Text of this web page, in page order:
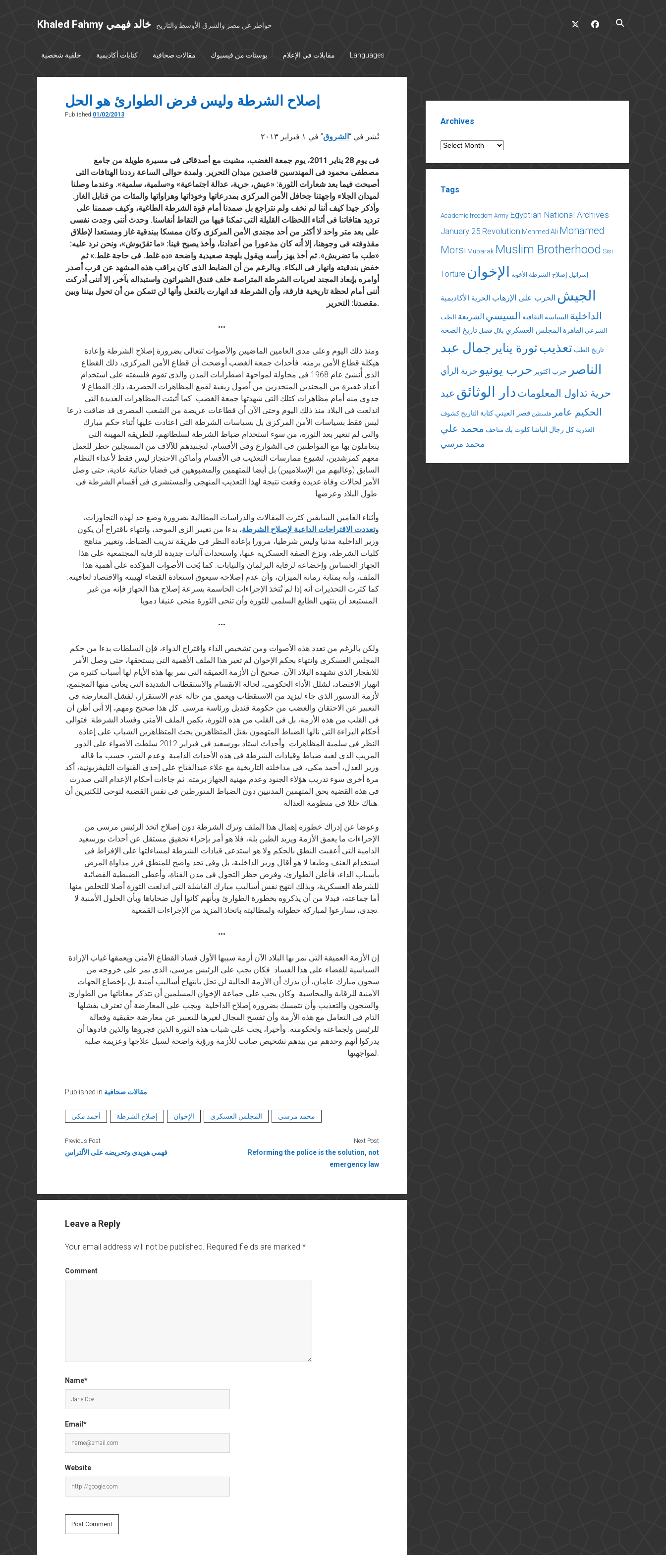
Khaled Fahmy خالد فهمي خواطر عن مصر والشرق الأوسط والتاريخ
twitter facebook
خلفية شخصية كتابات أكاديمية مقالات صحافية بوستات من فيسبوك مقابلات في الإعلام Languages
إصلاح الشرطة وليس فرض الطوارئ هو الحل
Published 01/02/2013
نُشر في “الشروق” في ١ فبراير ٢٠١٣
فى يوم 28 يناير 2011، يوم جمعة الغضب، مشيت مع أصدقائى فى مسيرة طويلة من جامع
مصطفى محمود فى المهندسين قاصدين ميدان التحرير. ولمدة حوالى الساعة رددنا الهتافات التى
أصبحت فيما بعد شعارات الثورة: «عيش، حرية، عدالة اجتماعية» و«سلمية، سلمية». وعندما وصلنا
لميدان الجلاء واجهتنا جحافل الأمن المركزى بمدرعاتها وخوذاتها وهراواتها والمئات من قنابل الغاز.
وأذكر جيدا كيف أننا لم نخف ولم نتراجع بل صمدنا أمام قوة الشرطة الطاغية، وكيف صممنا على
ترديد هتافاتنا فى أثناء اللحظات القليلة التى تمكنا فيها من التقاط أنفاسنا. وحدث أننى وجدت نفسى
على بعد متر واحد لا أكثر من أحد مجندى الأمن المركزى وكان ممسكا ببندقية غاز ومستعدا لإطلاق
مقذوفته فى وجوهنا، إلا أنه كان مذعورا من أعدادنا، وأخذ يصيح فينا: «ما تقرّبوش»، ونحن نرد عليه:
«طب ما تضربش». ثم أخذ يهز رأسه ويقول بلهجة صعيدية واضحة «ده غلط. فى حاجة غلط.» ثم
خفض بندقيته وانهار فى البكاء. وبالرغم من أن الضابط الذى كان يراقب هذه المشهد عن قرب أصدر
أوامره بإبعاد المجند لعربات الشرطة المتراصة خلف فندق الشيراتون واستبداله بآخر، إلا أننى أدركت
أننى أمام لحظة تاريخية فارقة، وأن الشرطة قد انهارت بالفعل وأنها لن تتمكن من أن تحول بيننا وبين
مقصدنا: التحرير.
•••
ومنذ ذلك اليوم وعلى مدى العامين الماضيين والأصوات تتعالى بضرورة إصلاح الشرطة وإعادة
هيكلة قطاع الأمن برمته. فأحداث جمعة الغضب أوضحت أن قطاع الأمن المركزى، ذلك القطاع
الذى أُنشئ عام 1968 فى محاولة لمواجهة اضطرابات المدن والذى تقوم فلسفته على استخدام
أعداد غفيرة من المجندين المنحدرين من أصول ريفية لقمع المظاهرات الحضرية، ذلك القطاع لا
جدوى منه أمام مظاهرات كتلك التى شهدتها جمعة الغضب. كما أثبتت المظاهرات العديدة التى
اندلعت فى البلاد منذ ذلك اليوم وحتى الآن أن قطاعات عريضة من الشعب المصرى قد ضاقت ذرعا
ليس فقط بسياسات الأمن المركزى بل بسياسات الشرطة التى اعتادت عليها أثناء حكم مبارك
والتى لم تتغير بعد الثورة، من سوء استخدام ضباط الشرطة لسلطاتهم، للطريقة المهينة التى
يتعاملون بها مع المواطنين فى الشوارع وفى الأقسام، لتجنيدهم للآلاف من المسجلين خطر للعمل
معهم كمرشدين، لشيوع ممارسات التعذيب فى الأقسام وأماكن الاحتجاز ليس فقط لأعداء النظام
السابق (وغالبهم من الإسلاميين) بل أيضا للمتهمين والمشبوهين فى قضايا جنائية عادية، حتى وصل
الأمر لحالات وفاة عديدة وقعت نتيجة لهذا التعذيب المنهجى والمستشرى فى أقسام الشرطة فى
طول البلاد وعرضها.
وأثناء العامين السابقين كثرت المقالات والدراسات المطالبة بضرورة وضع حد لهذه التجاوزات،
وتعددت الاقتراحات الداعية لإصلاح الشرطة، بدءا من تغيير الزى الموحد، وانتهاء باقتراح أن يكون
وزير الداخلية مدنيا وليس شرطيا، مرورا بإعادة النظر فى طريقة تدريب الضباط، وتغيير مناهج
كليات الشرطة، ونزع الصفة العسكرية عنها، واستحداث آليات جديدة للرقابة المجتمعية على هذا
الجهاز الحساس وإخضاعه لرقابة البرلمان والنيابات. كما بُحت الأصوات المؤكدة على أهمية هذا
الملف، وأنه بمثابة رمانة الميزان، وأن عدم إصلاحه سيعوق استعادة القضاء لهيبته والاقتصاد لعافيته.
كما كثرت التحذيرات أنه إذا لم تُتخذ الإجراءات الحاسمة بسرعة إصلاح هذا الجهاز فإنه من غير
المستبعد أن ينتهى الطابع السلمى للثورة وأن تنحى الثورة منحى عنيفا دمويا.
•••
ولكن بالرغم من تعدد هذه الأصوات ومن تشخيص الداء واقتراح الدواء، فإن السلطات بدءا من حكم
المجلس العسكرى وانتهاء بحكم الإخوان لم تعير هذا الملف الأهمية التى يستحقها، حتى وصل الأمر
للانفجار الذى تشهده البلاد الآن. صحيح أن الأزمة العميقة التى نمر بها هذه الأيام لها أسباب كثيرة من
انهيار الاقتصاد، لشلل الأداء الحكومى، لحالة الانقسام والاستقطاب الشديدة التى يعانى منها المجتمع،
لأزمة الدستور الذى جاء ليزيد من الاستقطاب ويعمق من حالة عدم الاستقرار، لفشل المعارضة فى
التعبير عن الاحتقان والغضب من حكومة قنديل ورئاسة مرسى. كل هذا صحيح ومهم، إلا أنى أظن أن
فى القلب من هذه الأزمة، بل فى القلب من هذه الثورة، يكمن الملف الأمنى وفساد الشرطة. فتوالى
أحكام البراءة التى نالها الضباط المتهمون بقتل المتظاهرين يحث المتظاهرين الشباب على إعادة
النظر فى سلمية المظاهرات. وأحداث استاد بورسعيد فى فبراير 2012 سلطت الأضواء على الدور
المريب الذى لعبه ضباط وقيادات الشرطة فى هذه الأحداث الدامية. وعدم الشر، حسب ما قاله
وزير العدل، أحمد مكى، فى مداخلته التاريخية مع علاء عبدالفتاح على إحدى القنوات التليفزيونية، أكد
مرة أخرى سوء تدريب هؤلاء الجنود وعدم مهنية الجهاز برمته. ثم جاءات أحكام الإعدام التى صدرت
فى هذه القضية بحق المتهمين المدنيين دون الضباط المتورطين فى نفس القضية لتوحى للكثيرين أن
هناك خللا فى منظومة العدالة.
وعوضا عن إدراك خطورة إهمال هذا الملف وترك الشرطة دون إصلاح اتخذ الرئيس مرسى من
الإجراءات ما يعمق الأزمة ويزيد الطين بلة، فلا هو أمر بإجراء تحقيق مستقل عن أحداث بورسعيد
الدامية التى أعقبت النطق بالحكم ولا هو استدعى قيادات الشرطة لمساءلتها على الإفراط فى
استخدام العنف وطبعا لا هو أقال وزير الداخلية، بل وفى تحد واضح للمنطق قرر مداواة المرض
بأسباب الداء، فأعلن الطوارئ، وفرض حظر التجول فى مدن القناة، وأعطى الضبطية القضائية
للشرطة العسكرية، وبذلك انتهج نفس أساليب مبارك الفاشلة التى اندلعت الثورة أصلا للتخلص منها.
أما جماعته، فبدلا من أن يذكروه بخطورة الطوارئ وبأنهم كانوا أول ضحاياها وبأن الحلول الأمنية لا
تجدى، تسارعوا لمباركة خطواته ولمطالبته باتخاذ المزيد من الإجراءات القمعية.
•••
إن الأزمة العميقة التى نمر بها البلاد الآن أزمة سببها الأول فساد القطاع الأمنى ويعمقها غياب الإرادة
السياسية للقضاء على هذا الفساد. فكان يجب على الرئيس مرسى، الذى يمر على خروجه من
سجون مبارك عامان، أن يدرك أن الأزمة الحالية لن تحل بانتهاج أساليب أمنية بل بإخضاع الجهات
الأمنية للرقابة والمحاسبة. وكان يجب على جماعة الإخوان المسلمين أن تتذكر معاناتها من الطوارئ
والسجون والتعذيب وأن تتمسك بضرورة إصلاح الداخلية. ويجب على المعارضة أن تعترف بفشلها
التام فى التعامل مع هذه الأزمة وأن تفسح المجال لغيرها للتعبير عن معارضة حقيقية وفعالة
للرئيس ولجماعته ولحكومته. وأخيرا، يجب على شباب هذه الثورة الذين فجروها والذين قادوها أن
يدركوا أنهم وحدهم من بيدهم تشخيص صائب للأزمة ورؤية واضحة لسبل علاجها وعزيمة صلبة
لمواجهتها.
Published in مقالات صحافية
أحمد مكي إصلاح الشرطة الإخوان المجلس العسكري محمد مرسي
Previous Post
فهمي هويدي وتحريضه على الألتراس
Next Post
Reforming the police is the solution, not
emergency law
Leave a Reply
Your email address will not be published. Required fields are marked *
Comment
Name*
Email*
Website
Archives
Archives
Tags
Academic freedom Army Egyptian National Archives
January 25 Revolution Mehmed Ali Mohamed
Morsi Mubarak Muslim Brotherhood Sisi
Torture إسرائيل إصلاح الشرطة الأخونة الإخوان
الجيش الحرب على الإرهاب الحرية الأكاديمية
الداخلية السياسة الثقافية السيسي الشريعة الطب
الشرعي القاهرة المجلس العسكري بلال فضل تاريخ الصحة
تاريخ الطب تعذيبثورة يناير جمال عبد
الناصر
حرب اكتوبر حرب يونيو حرية الرأي
حرية تداول المعلومات دار الوثائق عبد
الحكيم عامر
فلسطين قصر العيني كتابة التاريخ كشوف
العذرية كل رجال الباشا كلوت بك متاحف محمد علي
محمد مرسي